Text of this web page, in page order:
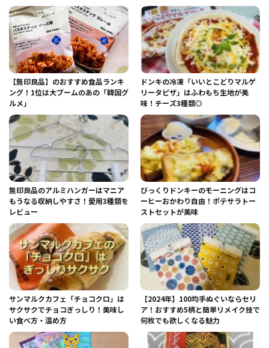
【無印良品】のおすすめ食品ランキ
ング！1位は大ブームのあの「韓国グ
ルメ」
ドンキの冷凍「いいとこどりマルゲ
リータピザ」はふわもち生地が美
味！チーズ3種類◎
無印良品のアルミハンガーはマニア
もうなる収納しやすさ！愛用3種類を
レビュー
びっくりドンキーのモーニングはコ
ーヒーおかわり自由！ポテサラトー
ストセットが美味
サンマルクカフェ「チョコクロ」は
サクサクでチョコぎっしり！美味し
い食べ方・温め方
【2024年】100均手ぬぐいならセリ
ア！おすすめ5柄と簡単リメイク技で
何枚でも欲しくなる魅力